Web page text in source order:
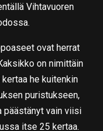
Vihtavuoren
ovat herrat
on nimittäin
he kuitenkin
puristukseen,
päästänyt vain viisi
itse 25 kertaa.